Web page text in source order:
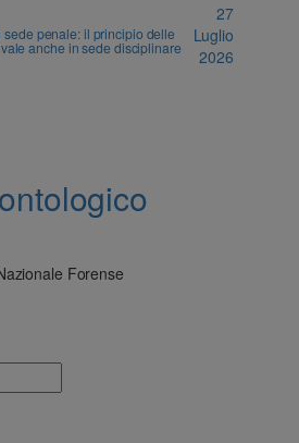
sede penale: il principio delle
anche in sede disciplinare
27
Luglio
2026
Forense